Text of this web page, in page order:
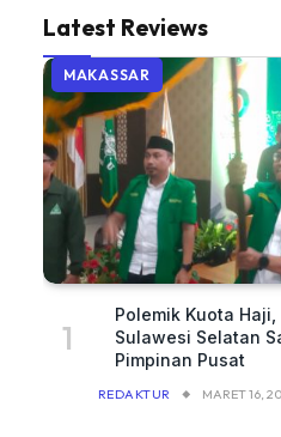
Latest Reviews
MAKASSAR
Polemik Kuota Haji,
Sulawesi Selatan
Pimpinan Pusat
REDAKTUR MARET 16,